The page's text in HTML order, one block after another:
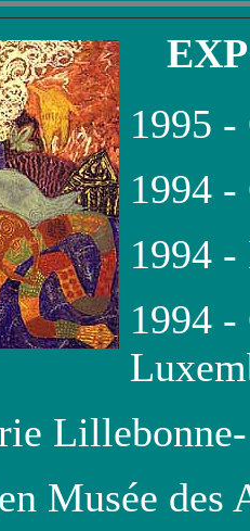
1995
1994
1994
1994 -
Musée des